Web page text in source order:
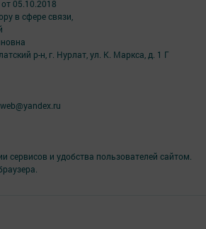
05.10.2018
в сфере связи,
р-н, г. Нурлат, ул. К. Маркса, д. 1 Г
сервисов и удобства пользователей сайтом.